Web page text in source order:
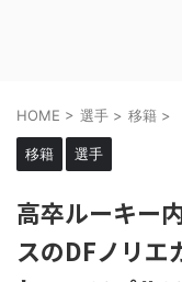
HOME > 選手 > 移籍 >
移籍 選手
高卒ルーキー
スのDFノリエ